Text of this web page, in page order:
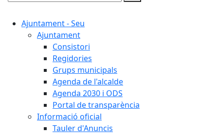
Cercar:
Ajuntament - Seu
Ajuntament
Consistori
Regidories
Grups municipals
Agenda de l'alcalde
Agenda 2030 i ODS
Portal de transparència
Informació oficial
Tauler d'Anuncis